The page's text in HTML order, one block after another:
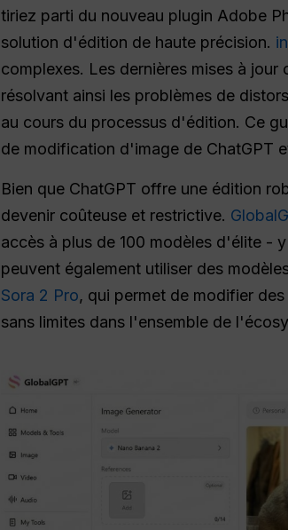
tiriez parti du nouveau plugin Adobe
solution d'édition de haute précision.
complexes. Les dernières mises à
résolvant ainsi les problèmes de
au cours du processus d'édition. Ce
de modification d'image de ChatGPT
Bien que ChatGPT offre une édition
devenir coûteuse et restrictive.
accès à plus de 100 modèles d'élite -
peuvent également utiliser des
Sora 2 Pro, qui permet de modifier
sans limites dans l'ensemble de